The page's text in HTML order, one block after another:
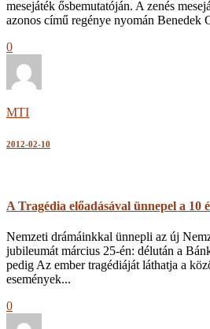
mesejáték ősbemutatóján. A zenés
azonos című regénye nyomán Benedek
0
MTI
2012-02-10
A Tragédia előadásával ünnepel a 10
Nemzeti drámáinkkal ünnepli az új
jubileumát március 25-én: délután a
pedig Az ember tragédiáját láthatja a
események...
0